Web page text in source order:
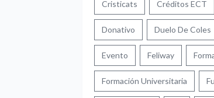
Cristicats Créditos ECT
Donativo Duelo De Coles
Evento Feliway
Formación Universitaria